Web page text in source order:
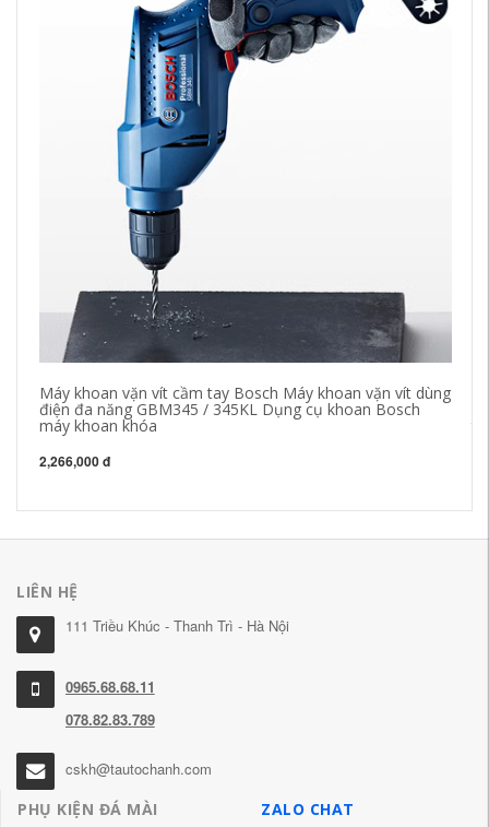
Máy khoan vặn vít cầm tay Bosch Máy khoan vặn vít dùng
điện đa năng GBM345 / 345KL Dụng cụ khoan Bosch
máy khoan khóa
2,266,000 đ
LIÊN HỆ
111 Triều Khúc - Thanh Trì - Hà Nội
0965.68.68.11
078.82.83.789
cskh@tautochanh.com
PHỤ KIỆN ĐÁ MÀI
ZALO CHAT